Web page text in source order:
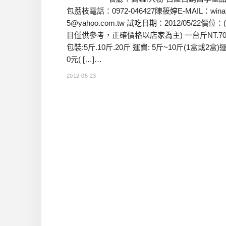
包荔枝電話：0972-046427陳筱婷E-MAIL：
5@yahoo.com.tw 試吃日期：2012/05/22價位：
目僅供參考，正確價格以店家為主) 一台斤
包裝:5斤.10斤.20斤 運費: 5斤~10斤(1盒或2盒)
0元( […]…
2012-05-23